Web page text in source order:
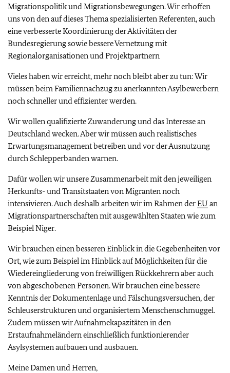
Migrationspolitik und Migrationsbewegungen. Wir erhoffen
uns von den auf dieses Thema spezialisierten Referenten, auch
eine verbesserte Koordinierung der Aktivitäten der
Bundesregierung sowie bessere Vernetzung mit
Regionalorganisationen und Projektpartnern
Vieles haben wir erreicht, mehr noch bleibt aber zu tun: Wir
müssen beim Familiennachzug zu anerkannten Asylbewerbern
noch schneller und effizienter werden.
Wir wollen qualifizierte Zuwanderung und das Interesse an
Deutschland wecken. Aber wir müssen auch realistisches
Erwartungsmanagement betreiben und vor der Ausnutzung
durch Schlepperbanden warnen.
Dafür wollen wir unsere Zusammenarbeit mit den jeweiligen
Herkunfts- und Transitstaaten von Migranten noch
intensivieren. Auch deshalb arbeiten wir im Rahmen derEU an
Migrationspartnerschaften mit ausgewählten Staaten wie zum
Beispiel Niger.
Wir brauchen einen besseren Einblick in die Gegebenheiten vor
Ort, wie zum Beispiel im Hinblick auf Möglichkeiten für die
Wiedereingliederung von freiwilligen Rückkehrern aber auch
von abgeschobenen Personen. Wir brauchen eine bessere
Kenntnis der Dokumentenlage und Fälschungsversuchen, der
Schleuserstrukturen und organisiertem Menschenschmuggel.
Zudem müssen wir Aufnahmekapazitäten in den
Erstaufnahmeländern einschließlich funktionierender
Asylsystemen aufbauen und ausbauen.
Meine Damen und Herren,